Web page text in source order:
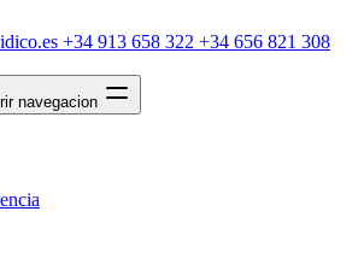
+34 913 658 322 +34 656 821 308
navegacion